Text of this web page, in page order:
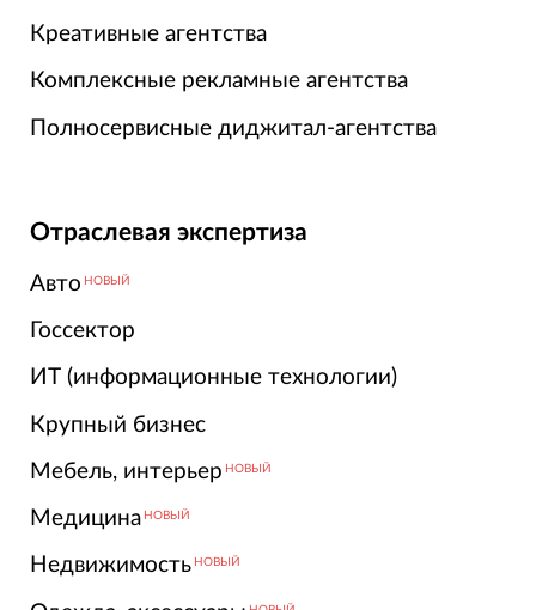
Креативные агентства
Комплексные рекламные агентства
Полносервисные диджитал-агентства
Отраслевая экспертиза
Авто НОВЫЙ
Госсектор
ИТ (информационные технологии)
Крупный бизнес
Мебель, интерьер НОВЫЙ
Медицина НОВЫЙ
Недвижимость НОВЫЙ